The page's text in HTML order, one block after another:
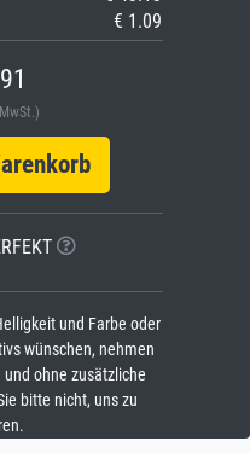
€ 1.09
und Farbe oder
wünschen, nehmen
ohne zusätzliche
bitte nicht, uns zu